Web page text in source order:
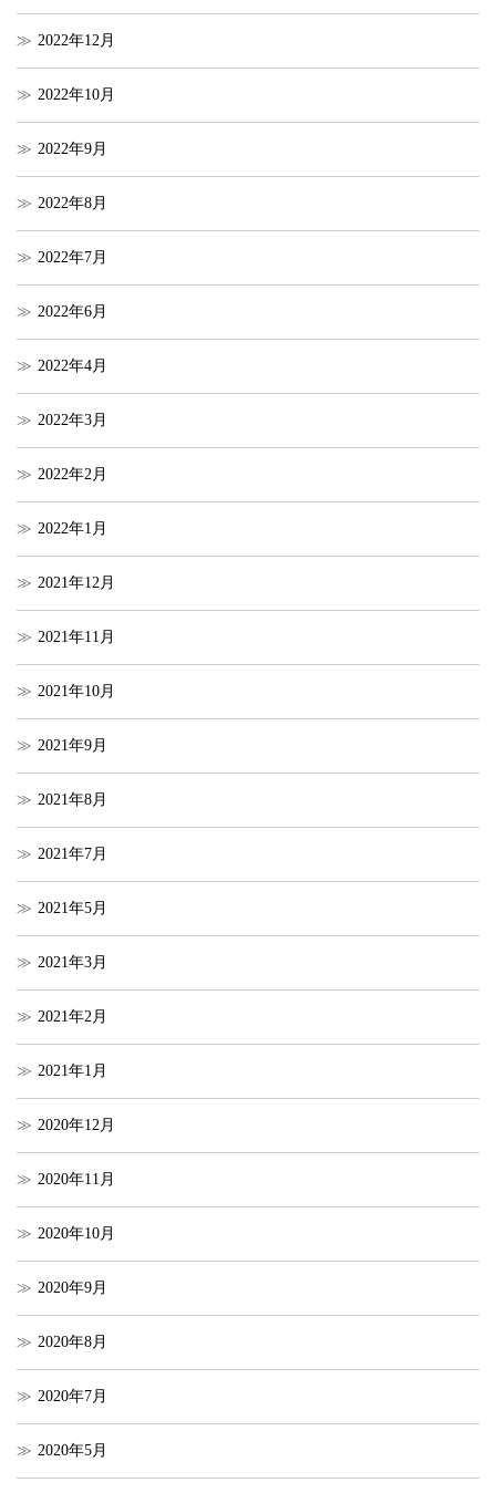
2022年12月
2022年10月
2022年9月
2022年8月
2022年7月
2022年6月
2022年4月
2022年3月
2022年2月
2022年1月
2021年12月
2021年11月
2021年10月
2021年9月
2021年8月
2021年7月
2021年5月
2021年3月
2021年2月
2021年1月
2020年12月
2020年11月
2020年10月
2020年9月
2020年8月
2020年7月
2020年5月